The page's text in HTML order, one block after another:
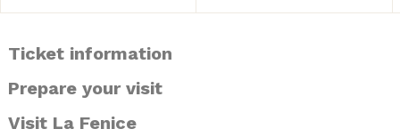
Ticket information
Prepare your visit
Visit La Fenice